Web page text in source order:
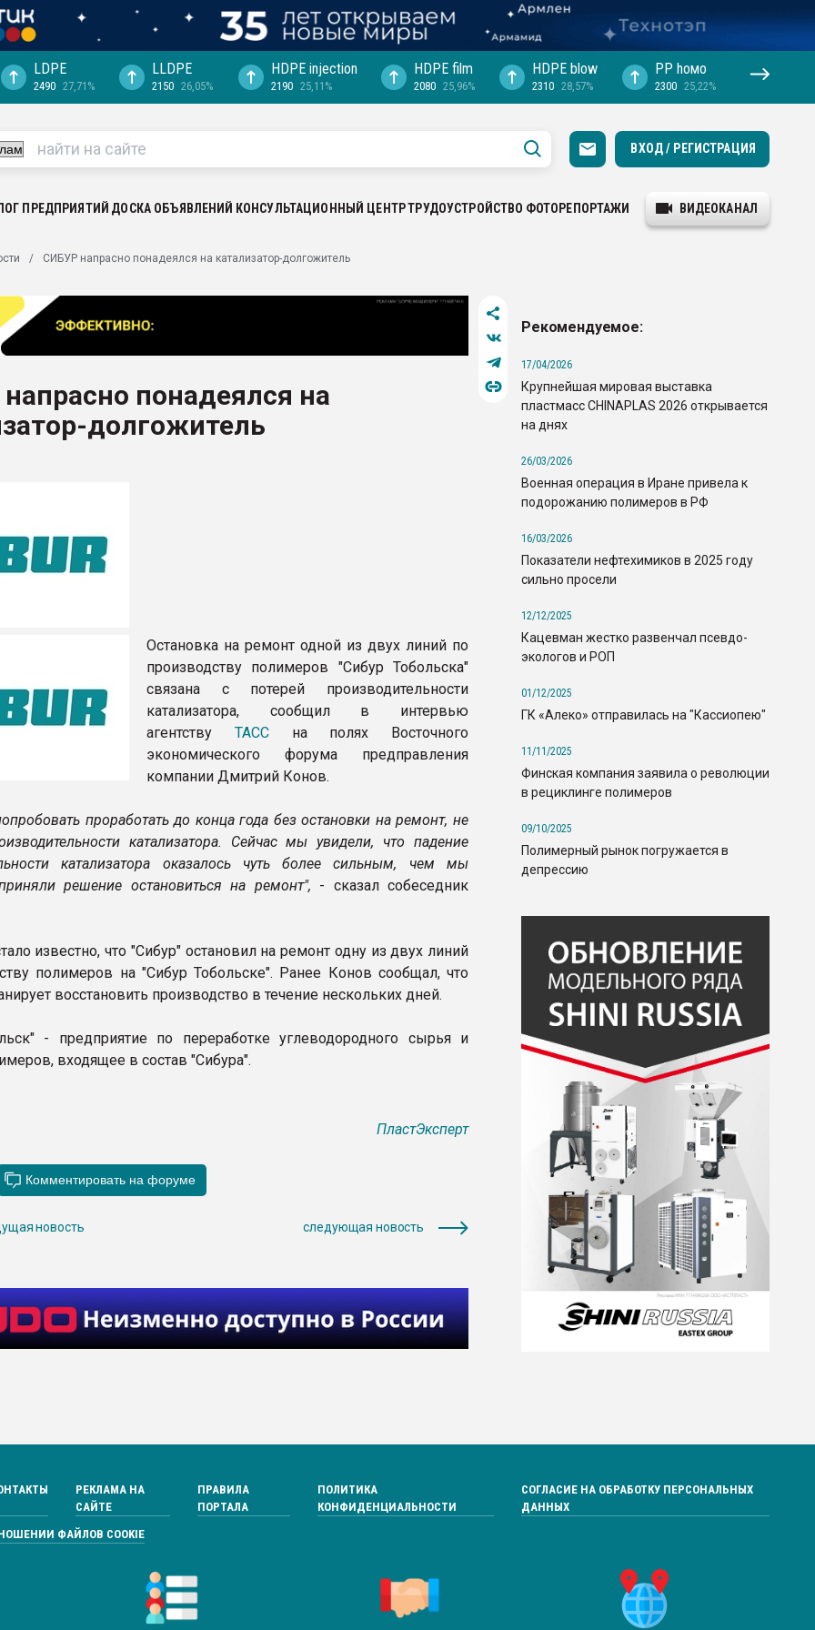
выходит на
рынке
ПЭТ
LDPE
2490 27,71%
LLDPE
2150 26,05%
HDPE injection
2190 25,11%
HDPE film
2080 25,96%
HDPE blow
2310 28,57%
PP hомо
2300 25,22%
ВХОД / РЕГИСТРАЦИЯ
ПРЕДПРИЯТИЙ ДОСКА ОБЪЯВЛЕНИЙ КОНСУЛЬТАЦИОННЫЙ ЦЕНТРТРУДОУСТРОЙСТВО ФОТОРЕПОРТАЖИ ВИДЕОКАНАЛ
СИБУР напрасно понадеялся на катализатор-долгожитель
понадеялся на
долгожитель
Остановка на ремонт одной из двух линий по
производству полимеров "Сибур Тобольска"
связана с потерей производительности
катализатора, сообщил в интервью
агентству ТАССна полях Восточного
экономического форума предправления
компании Дмитрий Конов.
проработать до конца года без остановки на ремонт, не
катализатора. Сейчас мы увидели, что падение
катализатора оказалось чуть более сильным, чем мы
решение остановиться на ремонт", - сказал собеседник
известно, что "Сибур" остановил на ремонт одну из двух линий
полимеров на "Сибур Тобольске". Ранее Конов сообщал, что
восстановить производство в течение нескольких дней.
- предприятие по переработке углеводородного сырья и
входящее в состав "Сибура".
ПластЭксперт
новость следующая новость
Рекомендуемое:
17/04/2026
Крупнейшая мировая выставка
пластмасс CHINAPLAS 2026 открывается
на днях
26/03/2026
Военная операция в Иране привела к
подорожанию полимеров в РФ
16/03/2026
Показатели нефтехимиков в 2025 году
сильно просели
12/12/2025
Кацевман жестко развенчал псевдо-
экологов и РОП
01/12/2025
ГК «Алеко» отправилась на "Кассиопею"
11/11/2025
Финская компания заявила о революции
в рециклинге полимеров
09/10/2025
Полимерный рынок погружается в
депрессию
РЕКЛАМА НА
САЙТЕ
ПРАВИЛА
ПОРТАЛА
ПОЛИТИКА
КОНФИДЕНЦИАЛЬНОСТИ
СОГЛАСИЕ НА ОБРАБОТКУ ПЕРСОНАЛЬНЫХ
ДАННЫХ
ФАЙЛОВ COOKIE